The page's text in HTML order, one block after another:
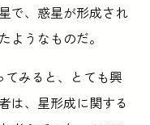
で、惑星が形成され
ようなものだ。
てみると、とても興
は、星形成に関する